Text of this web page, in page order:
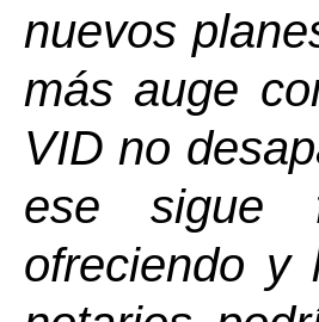
nuevos
más auge
VID no
ese sigue
ofreciendo y